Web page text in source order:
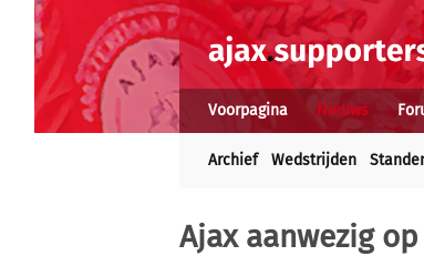
Voorpagina Nieuws
Archief Wedstrijden
Ajax aanwezig